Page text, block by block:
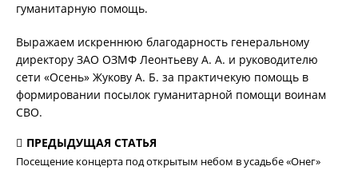
гуманитарную помощь.
Выражаем искреннюю благодарность генеральному
директору ЗАО ОЗМФ Леонтьеву А. А. и руководителю
сети «Осень» Жукову А. Б. за практичекую помощь в
формировании посылок гуманитарной помощи воинам
СВО.
ПРЕДЫДУЩАЯ СТАТЬЯ
Посещение концерта под открытым небом в усадьбе «Онег»